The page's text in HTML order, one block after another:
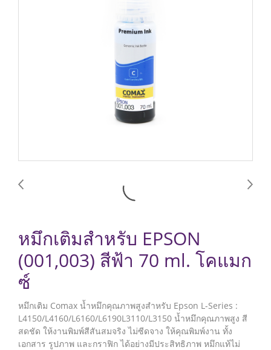
หมึกเติมสำหรับ EPSON
(001,003) สีฟ้า 70 ml. โคแมก
ซ์
หมึกเติม Comax น้ำหมึกคุณภาพสูงสำหรับ Epson L-Series :
L4150/L4160/L6160/L6190L3110/L3150 น้ำหมึกคุณภาพสูง สี
สดชัด ให้งานพิมพ์สีสันสมจริง ไม่ซีดจาง ให้คุณพิมพ์งาน ทั้ง
เอกสาร รูปภาพ และกราฟิก ได้อย่างมีประสิทธิภาพ หมึกแท้ไม่